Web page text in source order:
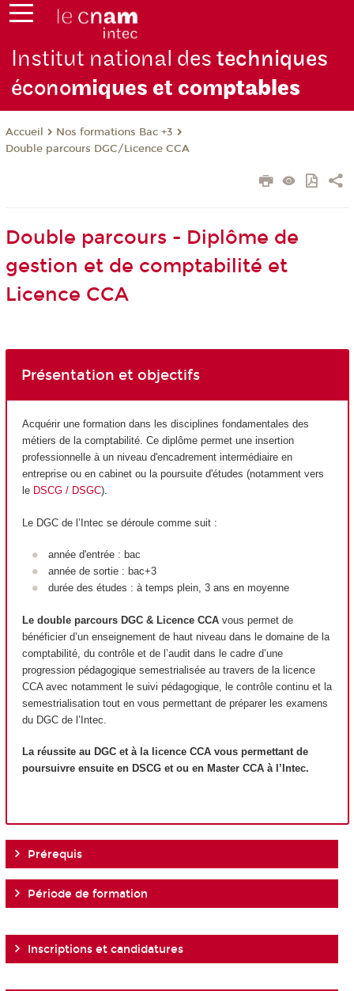
Institut national destechniques
économiques et comptables
Accueil
Nos formations Bac +3
Double parcours DGC/Licence CCA
Double parcours - Diplôme de
gestion et de comptabilité et
Licence CCA
Présentation et objectifs
Acquérir une formation dans les disciplines fondamentales des
métiers de la comptabilité. Ce diplôme permet une insertion
professionnelle à un niveau d'encadrement intermédiaire en
entreprise ou en cabinet ou la poursuite d'études (notamment vers
le DSCG / DSGC).
Le DGC de l’Intec se déroule comme suit :
année d'entrée : bac
année de sortie : bac+3
durée des études : à temps plein, 3 ans en moyenne
Le double parcours DGC & Licence CCA vous permet de
bénéficier d’un enseignement de haut niveau dans le domaine de la
comptabilité, du contrôle et de l’audit dans le cadre d’une
progression pédagogique semestrialisée au travers de la licence
CCA avec notamment le suivi pédagogique, le contrôle continu et la
semestrialisation tout en vous permettant de préparer les examens
du DGC de l’Intec.
La réussite au DGC et à la licence CCA vous permettant de
poursuivre ensuite en DSCG et ou en Master CCA à l’Intec.
Prérequis
Période de formation
Inscriptions et candidatures